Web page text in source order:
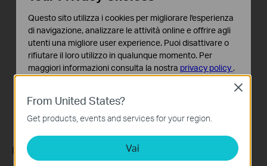
Physical
From United States?
Get products, events and services for your region.
Vai
Close
Questo sito utilizza i cookies per migliorare l'esperienza
di navigazione, analizzare le attività online e offrire agli
utenti una migliore user experience. Puoi disattivare o
rifiutare il loro utilizzo in qualunque momento. Per
maggiori informazioni consulta la nostra privacy policy .
Questi cookies sono necessari per il corretto
funzionamento del sito e non possono essere disattivati
nel tuo sistema.
Analytics e Marketing Cookies
I cookies analitici ci permettono di analizzare le tue